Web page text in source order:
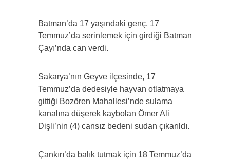
Batman’da 17 yaşındaki genç, 17
Temmuz’da serinlemek için girdiği Batman
Çayı’nda can verdi.
Sakarya’nın Geyve ilçesinde, 17
Temmuz’da dedesiyle hayvan otlatmaya
gittiği Bozören Mahallesi’nde sulama
kanalına düşerek kaybolan Ömer Ali
Dişli’nin (4) cansız bedeni sudan çıkarıldı.
Çankırı’da balık tutmak için 18 Temmuz’da